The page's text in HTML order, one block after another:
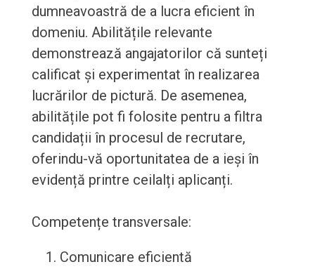
dumneavoastră de a lucra eficient în
domeniu. Abilitățile relevante
demonstrează angajatorilor că sunteți
calificat și experimentat în realizarea
lucrărilor de pictură. De asemenea,
abilitățile pot fi folosite pentru a filtra
candidații în procesul de recrutare,
oferindu-vă oportunitatea de a ieși în
evidență printre ceilalți aplicanți.
Competențe transversale:
Comunicare eficientă